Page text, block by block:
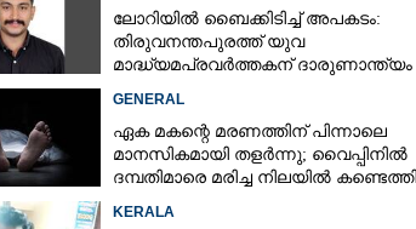
ലോറിയിൽ ബൈക്കിടിച്ച് അപകടം:
തിരുവനന്തപുരത്ത് യുവ
മാദ്ധ്യമപ്രവർത്തകന് ദാരുണാന്ത്യം
GENERAL
ഏക മകന്റെ മരണത്തിന് പിന്നാലെ
മാനസികമായി തളർന്നു; വൈപ്പിനിൽ
ദമ്പതിമാരെ മരിച്ച നിലയിൽ കണ്ടെത്തി
KERALA